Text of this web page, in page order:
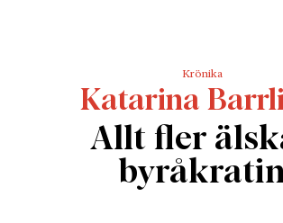
Krönika
Katarina
Allt fler